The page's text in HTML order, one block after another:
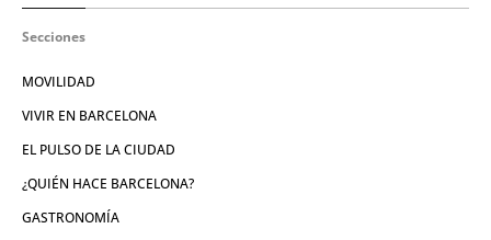
Secciones
MOVILIDAD
VIVIR EN BARCELONA
EL PULSO DE LA CIUDAD
¿QUIÉN HACE BARCELONA?
GASTRONOMÍA